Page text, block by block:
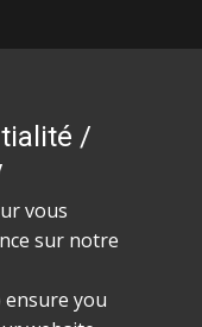
résidentiel,
toit
normes de
/
vous
sur notre
ensure you